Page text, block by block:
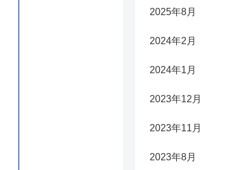
2025年8月
2024年2月
2024年1月
2023年12月
2023年11月
2023年8月